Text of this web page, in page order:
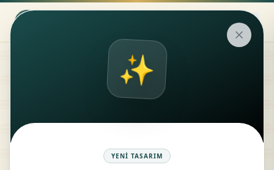
Hadis
UĞURSUZLUK VE FAL BÖLÜMÜ
✨
YENI TASARIM